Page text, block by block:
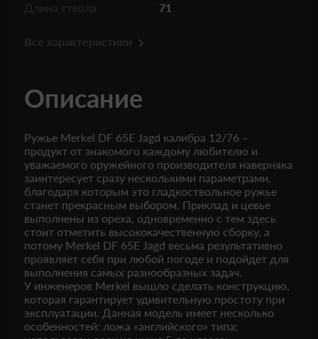
Длина ствола 71
Все характеристики
Описание
Ружье Merkel DF 65Е Jagd калибра 12/76 –
продукт от знакомого каждому любителю и
уважаемого оружейного производителя наверняка
заинтересует сразу несколькими параметрами,
благодаря которым это гладкоствольное ружье
станет прекрасным выбором. Приклад и цевье
выполнены из ореха, одновременно с тем здесь
стоит отметить высококачественную сборку, а
потому Merkel DF 65Е Jagd весьма результативно
проявляет себя при любой погоде и подойдет для
выполнения самых разнообразных задач.
У инженеров Merkel вышло сделать конструкцию,
которая гарантирует удивительную простоту при
эксплуатации. Данная модель имеет несколько
особенностей: ложа «английского» типа;